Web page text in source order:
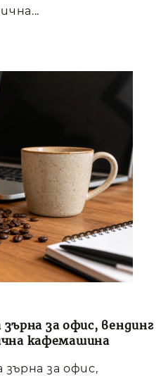
за офис, вендинг
кафемашина
зърна за офис,